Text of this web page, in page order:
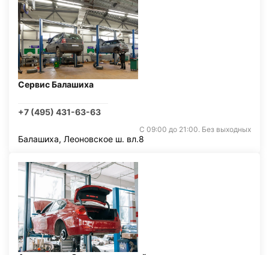
Сервис Балашиха
+7 (495) 431-63-63
С 09:00 до 21:00. Без выходных
Балашиха, Леоновское ш. вл.8